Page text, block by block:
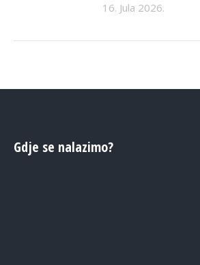
16. Jula 2026.
Gdje se nalazimo?